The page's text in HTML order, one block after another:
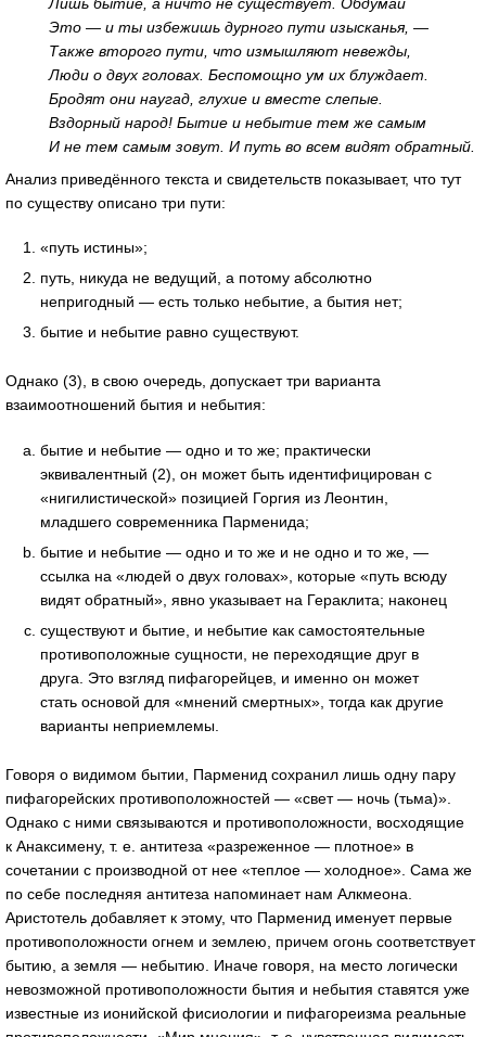
Это — и ты избежишь дурного пути изысканья, —
Также второго пути, что измышляют невежды,
Люди о двух головах. Беспомощно ум их блуждает.
Бродят они наугад, глухие и вместе слепые.
Вздорный народ! Бытие и небытие тем же самым
И не тем самым зовут. И путь во всем видят обратный.
Анализ приведённого текста и свидетельств показывает, что тут
по существу описано три пути:
«путь истины»;
путь, никуда не ведущий, а потому абсолютно
непригодный — есть только небытие, а бытия нет;
бытие и небытие равно существуют.
Однако (3), в свою очередь, допускает три варианта
взаимоотношений бытия и небытия:
бытие и небытие — одно и то же; практически
эквивалентный (2), он может быть идентифицирован с
«нигилистической» позицией Горгия из Леонтин,
младшего современника Парменида;
бытие и небытие — одно и то же и не одно и то же, —
ссылка на «людей о двух головах», которые «путь всюду
видят обратный», явно указывает на Гераклита; наконец
существуют и бытие, и небытие как самостоятельные
противоположные сущности, не переходящие друг в
друга. Это взгляд пифагорейцев, и именно он может
стать основой для «мнений смертных», тогда как другие
варианты неприемлемы.
Говоря о видимом бытии, Парменид сохранил лишь одну пару
пифагорейских противоположностей — «свет — ночь (тьма)».
Однако с ними связываются и противоположности, восходящие
к Анаксимену, т. е. антитеза «разреженное — плотное» в
сочетании с производной от нее «теплое — холодное». Сама же
по себе последняя антитеза напоминает нам Алкмеона.
Аристотель добавляет к этому, что Парменид именует первые
противоположности огнем и землею, причем огонь соответствует
бытию, а земля — небытию. Иначе говоря, на место логически
невозможной противоположности бытия и небытия ставятся уже
известные из ионийской фисиологии и пифагореизма реальные